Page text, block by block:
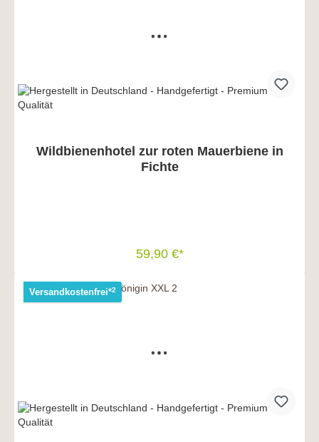
Wildbienenhotel zur roten Mauerbiene in
Fichte
59,90 €*
In den Warenkorb
Versandkostenfrei*2